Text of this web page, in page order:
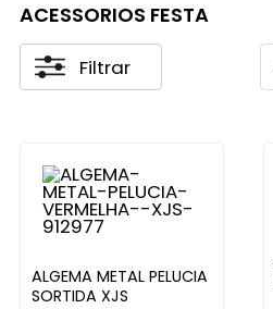
ACESSORIOS FESTA
Filtrar
ALGEMA METAL PELUCIA
SORTIDA XJS